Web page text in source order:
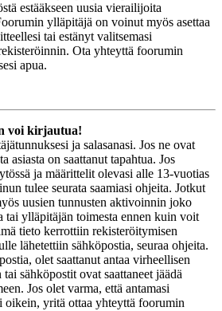
estääkseen uusia vierailijoita
ylläpitäjä on voinut myös asettaa
tai estänyt valitsemasi
Ota yhteyttä foorumin
apua.
voi kirjautua!
ja salasanasi. Jos ne ovat
asiasta on saattanut tapahtua. Jos
ja määrittelit olevasi alle 13-vuotias
tulee seurata saamiasi ohjeita. Jotkut
uusien tunnusten aktivoinnin joko
tai ylläpitäjän toimesta ennen kuin voit
tieto kerrottiin rekisteröitymisen
lähetettiin sähköpostia, seuraa ohjeita.
olet saattanut antaa virheellisen
sähköpostit ovat saattaneet jäädä
Jos olet varma, että antamasi
oikein, yritä ottaa yhteyttä foorumin